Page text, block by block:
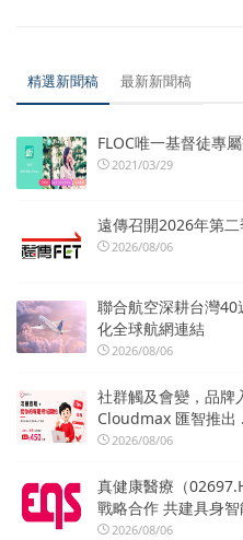
精選新聞稿 最新新聞稿
FLOC唯一基督徒專
2021/03/29
遠傳召開2026年第
2026/08/06
聯合航空深耕台灣
化全球航網連結
2026/08/06
社群觸及會變，品牌
Cloudmax 匯智推出
2026/08/06
真健康醫療（
戰略合作 共建具身
2026/08/06